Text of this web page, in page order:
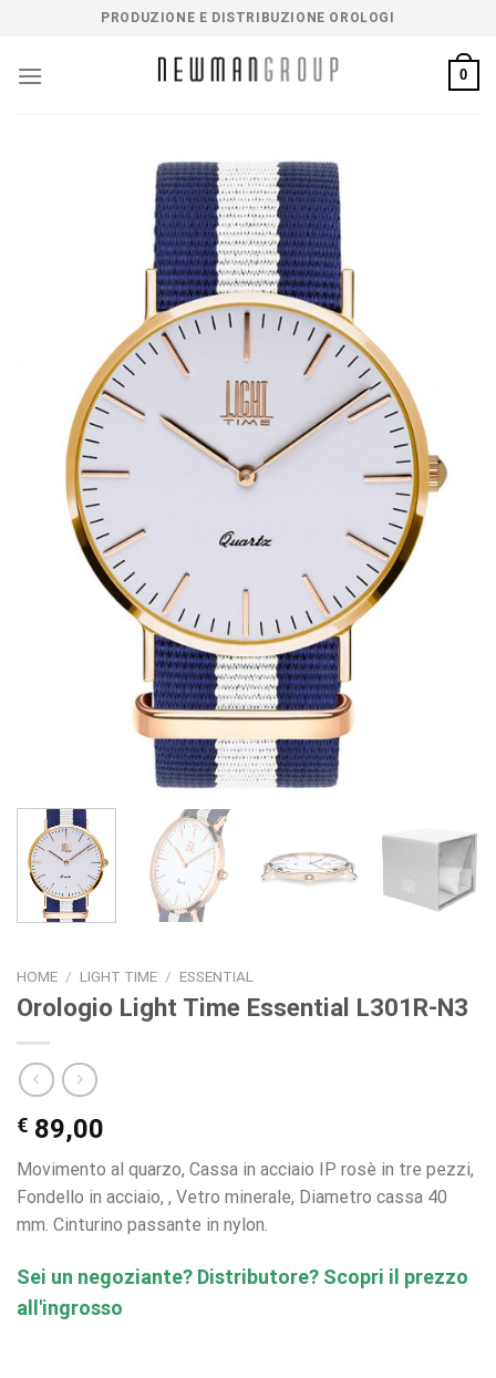
contenuti
PRODUZIONE E DISTRIBUZIONE OROLOGI
0
HOME / LIGHT TIME / ESSENTIAL
Orologio Light Time Essential L301R-N3
€ 89,00
Movimento al quarzo, Cassa in acciaio IP rosè in tre pezzi,
Fondello in acciaio, , Vetro minerale, Diametro cassa 40
mm. Cinturino passante in nylon.
Sei un negoziante? Distributore? Scopri il prezzo
all'ingrosso